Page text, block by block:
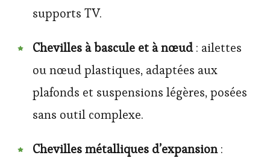
supports TV.
Chevilles à bascule et à nœud: ailettes
ou nœud plastiques, adaptées aux
plafonds et suspensions légères, posées
sans outil complexe.
Chevilles métalliques d’expansion: